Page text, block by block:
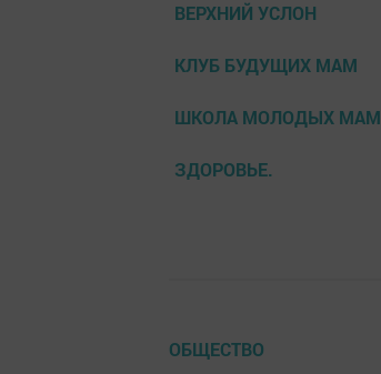
ВЕРХНИЙ УСЛОН
КЛУБ БУДУЩИХ МАМ
ШКОЛА МОЛОДЫХ МАМ
ЗДОРОВЬЕ.
ОБЩЕСТВО